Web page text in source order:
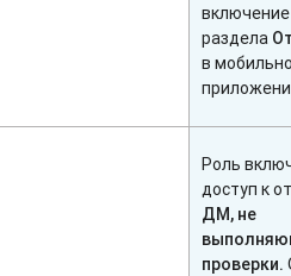
включение
раздела
в
Роль
доступ к
ДМ, не
проверки.